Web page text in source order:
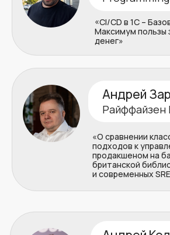
Основные темы
конференции
Нагрузочное тестирование